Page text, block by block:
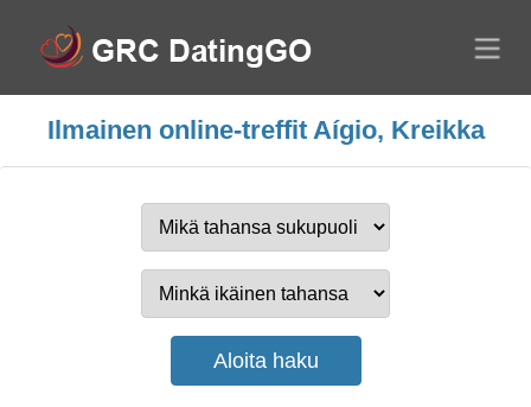
Ilmainen online-treffit Aígio, Kreikka